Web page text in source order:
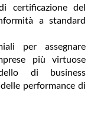
certificazione del
a standard
per assegnare
più virtuose
di business
performance di